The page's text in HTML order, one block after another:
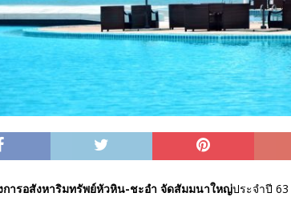
การอสังหาริมทรัพย์หัวหิน-ชะอำ จัดสัมมนาใหญ่ประจำปี 63